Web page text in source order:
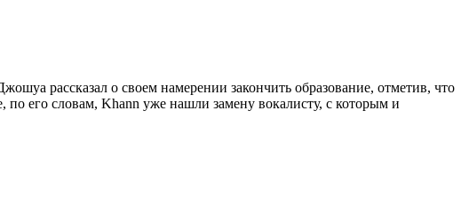
рассказал о своем намерении закончить образование, отметив, что
его словам, Khann уже нашли замену вокалисту, с которым и